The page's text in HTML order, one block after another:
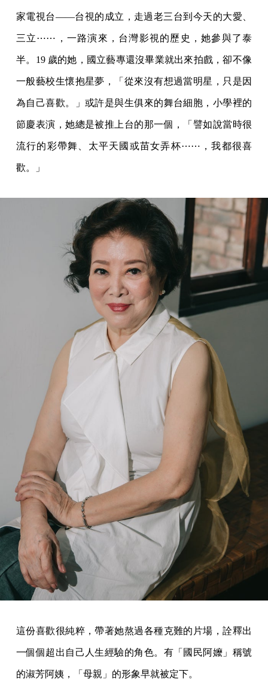
家電視台——台視的成立，走過老三台到今天的大愛、
三立⋯⋯，一路演來，台灣影視的歷史，她參與了泰
半。19 歲的她，國立藝專還沒畢業就出來拍戲，卻不像
一般藝校生懷抱星夢，「從來沒有想過當明星，只是因
為自己喜歡。」或許是與生俱來的舞台細胞，小學裡的
節慶表演，她總是被推上台的那一個，「譬如說當時很
流行的彩帶舞、太平天國或苗女弄杯⋯⋯，我都很喜
歡。」
這份喜歡很純粹，帶著她熬過各種克難的片場，詮釋出
一個個超出自己人生經驗的角色。有「國民阿嬤」稱號
的淑芳阿姨，「母親」的形象早就被定下。